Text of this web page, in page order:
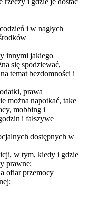
i w nagłych
innymi jakiego
się spodziewać,
temat bezdomności i
prawa
można napotkać, take
mobbing i
i fałszywe
dostępnych w
w tym, kiedy i gdzie
prawne;
ofiar przemocy